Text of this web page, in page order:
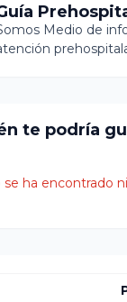
Medio de
te podría
se ha encontrado